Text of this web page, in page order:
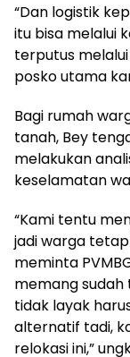
“Dan logistik
itu bisa melalui
terputus
posko utama
Bagi rumah
tanah, Bey
melakukan
keselamatan
“Kami tentu
jadi warga
meminta
memang sudah
tidak layak
alternatif tadi,
relokasi ini,”